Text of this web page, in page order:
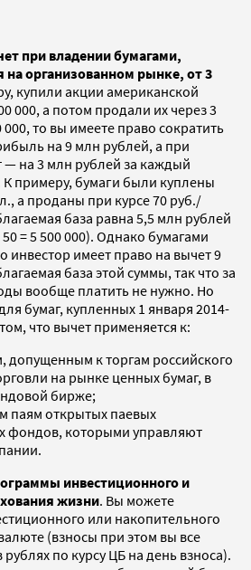
при владении бумагами,
организованном рынке, от 3
купили акции американской
000, а потом продали их через 3
000, то вы имеете право сократить
на 9 млн рублей, а при
— на 3 млн рублей за каждый
примеру, бумаги были куплены
а проданы при курсе 70 руб./
база равна 5,5 млн рублей
= 5 500 000). Однако бумагами
инвестор имеет право на вычет 9
база этой суммы, так что за
вообще платить не нужно. Но
бумаг, купленных 1 января 2014-
что вычет применяется к:
допущенным к торгам российского
на рынке ценных бумаг, в
бирже;
паям открытых паевых
фондов, которыми управляют
инвестиционного и
жизни. Вы можете
или накопительного
(взносы при этом вы все
по курсу ЦБ на день взноса).